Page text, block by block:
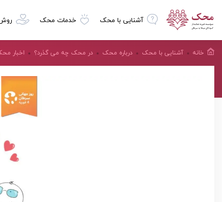
آشنایی با محک خدمات محک
خانه آشنایی با محک درباره محک در محک چه می گذرد؟ اخبار